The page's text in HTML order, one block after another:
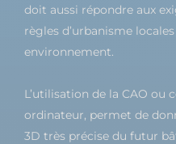
doit aussi répondre aux
règles d’urbanisme
environnement.
L’utilisation de la CAO ou
ordinateur, permet de
3D très précise du futur